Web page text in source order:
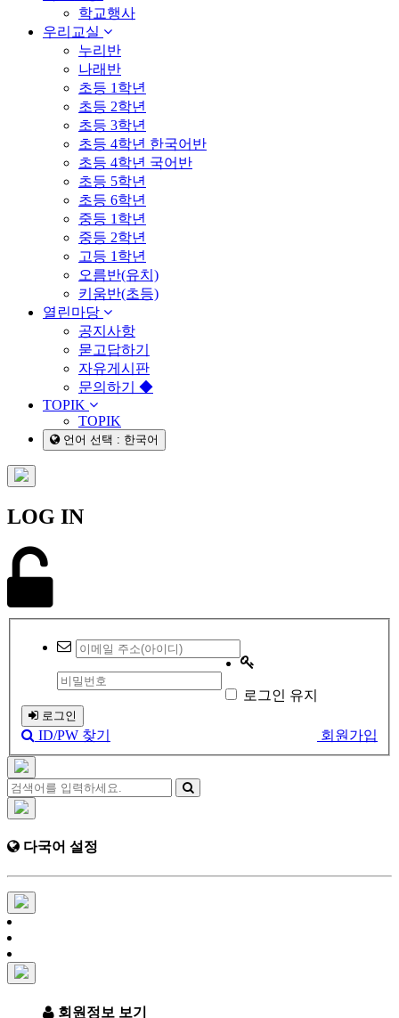
학교행사
우리교실
누리반
나래반
초등 1학년
초등 2학년
초등 3학년
초등 4학년 한국어반
초등 4학년 국어반
초등 5학년
초등 6학년
중등 1학년
중등 2학년
고등 1학년
오름반(유치)
키움반(초등)
열린마당
공지사항
묻고답하기
자유게시판
문의하기 ◆
TOPIK
TOPIK
언어 선택 : 한국어
LOG IN
로그인 유지
로그인
회원가입
ID/PW 찾기
다국어 설정
회원정보 보기